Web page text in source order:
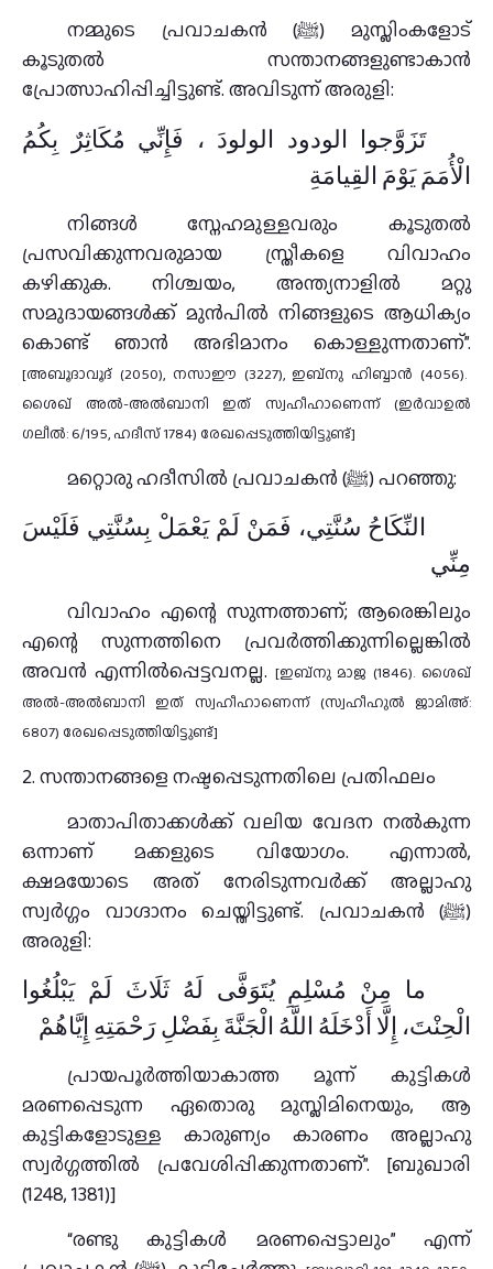
നമ്മുടെ പ്രവാചകൻ (ﷺ) മുസ്ലിംകളോട്
കൂടുതൽ സന്താനങ്ങളുണ്ടാകാൻ
പ്രോത്സാഹിപ്പിച്ചിട്ടുണ്ട്. അവിടുന്ന് അരുളി:
تَزَوَّجوا الودود الولودَ ، فَإِنِّي مُكَاثِرٌ بِكُمُ
الْأُمَمَ يَوْمَ القِيامَةِ
നിങ്ങൾ സ്നേഹമുള്ളവരും കൂടുതൽ
പ്രസവിക്കുന്നവരുമായ സ്ത്രീകളെ വിവാഹം
കഴിക്കുക. നിശ്ചയം, അന്ത്യനാളിൽ മറ്റു
സമുദായങ്ങൾക്ക് മുൻപിൽ നിങ്ങളുടെ ആധിക്യം
കൊണ്ട് ഞാൻ അഭിമാനം കൊള്ളുന്നതാണ്”.
[അബൂദാവൂദ് (2050), നസാഈ (3227), ഇബ്‌നു ഹിബ്ബാൻ (4056).
ശൈഖ് അൽ-അൽബാനി ഇത് സ്വഹീഹാണെന്ന് (ഇർവാഉൽ
ഗലീൽ: 6/195, ഹദീസ് 1784) രേഖപ്പെടുത്തിയിട്ടുണ്ട്]
മറ്റൊരു ഹദീസിൽ പ്രവാചകൻ (ﷺ) പറഞ്ഞു:
النِّكَاحُ سُنَّتِي، فَمَنْ لَمْ يَعْمَلْ بِسُنَّتِي فَلَيْسَ
مِنِّي
വിവാഹം എന്റെ സുന്നത്താണ്; ആരെങ്കിലും
എന്റെ സുന്നത്തിനെ പ്രവർത്തിക്കുന്നില്ലെങ്കിൽ
അവൻ എന്നിൽപ്പെട്ടവനല്ല. [ഇബ്‌നു മാജ (1846). ശൈഖ്
അൽ-അൽബാനി ഇത് സ്വഹീഹാണെന്ന് (സ്വഹീഹുൽ ജാമിഅ്:
6807) രേഖപ്പെടുത്തിയിട്ടുണ്ട്]
2. സന്താനങ്ങളെ നഷ്ടപ്പെടുന്നതിലെ പ്രതിഫലം
മാതാപിതാക്കൾക്ക് വലിയ വേദന നൽകുന്ന
ഒന്നാണ് മക്കളുടെ വിയോഗം. എന്നാൽ,
ക്ഷമയോടെ അത് നേരിടുന്നവർക്ക് അല്ലാഹു
സ്വർഗ്ഗം വാഗ്ദാനം ചെയ്തിട്ടുണ്ട്. പ്രവാചകൻ (ﷺ)
അരുളി:
ما مِنْ مُسْلِمِ يُتَوَفَّى لَهُ ثَلَاثَ لَمْ يَبْلُغُوا
الْحِنْتَ، إِلَّا أَدْخَلَهُ اللَّهُ الْجَنَّةَ بِفَضْلِ رَحْمَتِهِ إِيَّاهُمْ
പ്രായപൂർത്തിയാകാത്ത മൂന്ന് കുട്ടികൾ
മരണപ്പെടുന്ന ഏതൊരു മുസ്ലിമിനെയും, ആ
കുട്ടികളോടുള്ള കാരുണ്യം കാരണം അല്ലാഹു
സ്വർഗ്ഗത്തിൽ പ്രവേശിപ്പിക്കുന്നതാണ്”. [ബുഖാരി
(1248, 1381)]
“രണ്ടു കുട്ടികൾ മരണപ്പെട്ടാലും” എന്ന്